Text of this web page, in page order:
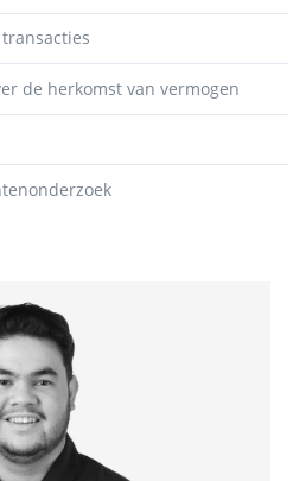
de herkomst van vermogen